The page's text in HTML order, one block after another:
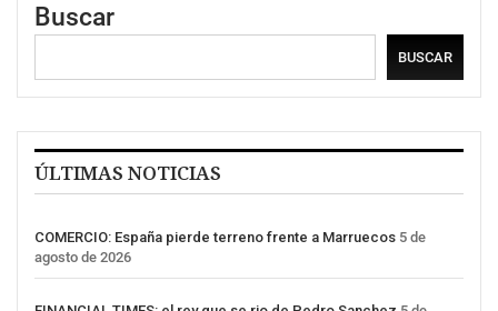
Buscar
BUSCAR
ÚLTIMAS NOTICIAS
COMERCIO: España pierde terreno frente a Marruecos 5 de
agosto de 2026